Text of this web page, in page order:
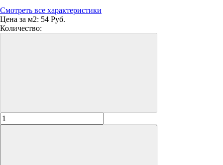
Смотреть все характеристики
Цена за м2: 54 Руб.
Количество: